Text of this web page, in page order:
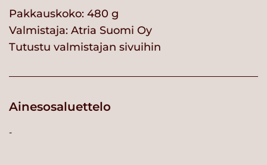
Pakkauskoko: 480 g
Valmistaja: Atria Suomi Oy
Tutustu valmistajan sivuihin
Ainesosaluettelo
-